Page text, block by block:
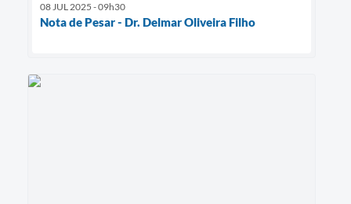
08 JUL 2025 - 09h30
Nota de Pesar - Dr. Delmar Oliveira Filho